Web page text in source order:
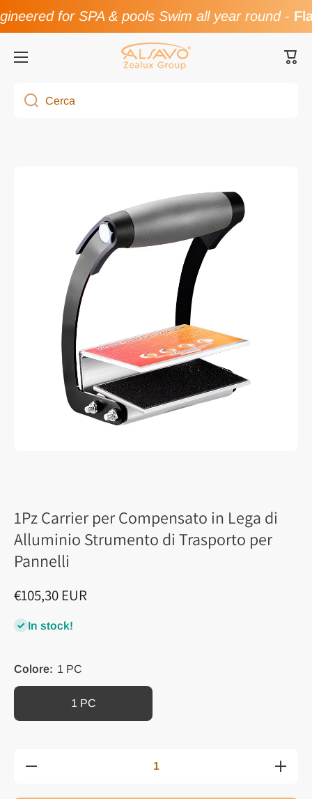
Vai direttamente ai contenuti
for SPA & pools Swim all year round-
Cerca
1Pz Carrier per Compensato in Lega di
Alluminio Strumento di Trasporto per
Pannelli
€105,30 EUR
In stock!
Colore: 1 PC
1 PC
Diminuisci
quantità